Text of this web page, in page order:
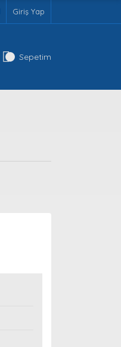
Giriş Yap
Sepetim